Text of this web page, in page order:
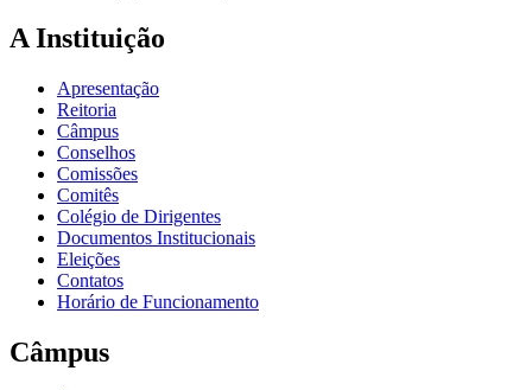
A Instituição
Apresentação
Reitoria
Câmpus
Conselhos
Comissões
Comitês
Colégio de Dirigentes
Documentos Institucionais
Eleições
Contatos
Horário de Funcionamento
Câmpus